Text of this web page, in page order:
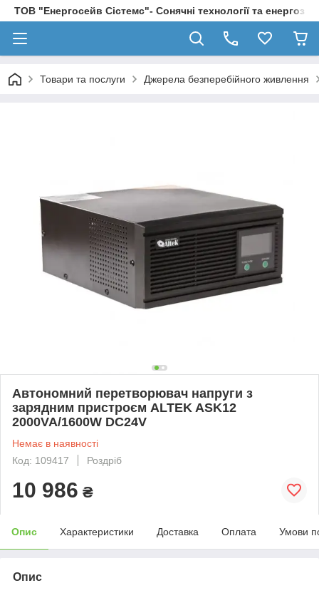
ТОВ "Енергосейв Сістемс"- Сонячні технології та
Товари та послуги Джерела безперебійного живлення
Автономний перетворювач напруги з
зарядним пристроєм ALTEK ASK12
2000VA/1600W DC24V
Немає в наявності
Код: 109417
Роздріб
10 986 ₴
Опис Характеристики Доставка Оплата Умови
Опис